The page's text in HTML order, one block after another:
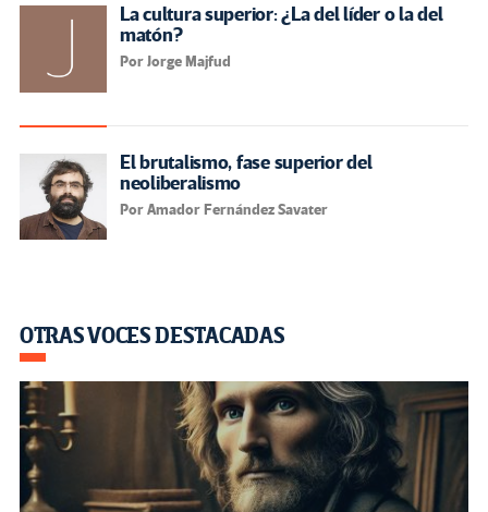
La cultura superior: ¿La del líder o la del
matón?
Por Jorge Majfud
El brutalismo, fase superior del
neoliberalismo
Por Amador Fernández Savater
OTRAS VOCES DESTACADAS